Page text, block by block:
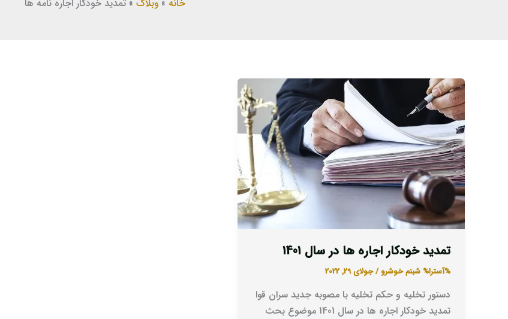
خانه وبلاگ تمدید خودکار اجاره نامه ها
تمدید خودکار اجاره ها در سال 1401
%آسترا% شبنم خوشرو/جولای 29, 2022
دستور تخلیه و حکم تخلیه با مصوبه جدید سران قوا
تمدید خودکار اجاره ها در سال 1401 موضوع بحث
تمدید
خودکار
اجاره
ها
در
سال
1401